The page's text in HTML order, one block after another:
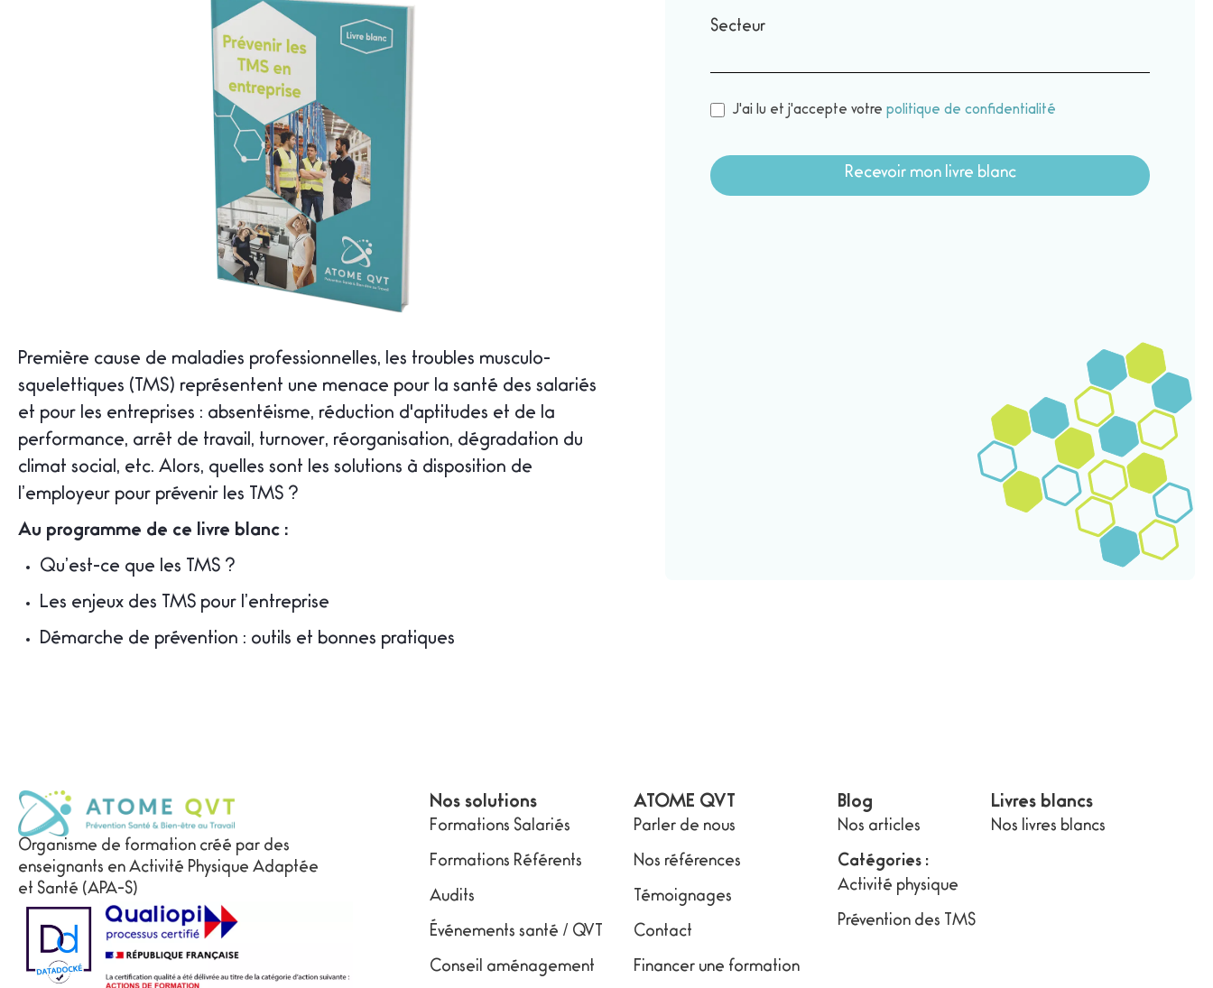
Secteur
J'ai lu et j'accepte votrepolitique de confidentialité
Recevoir mon livre blanc
Première cause de maladies professionnelles, les troubles musculo-
squelettiques (TMS) représentent une menace pour la santé des salariés
et pour les entreprises : absentéisme, réduction d'aptitudes et de la
performance, arrêt de travail, turnover, réorganisation, dégradation du
climat social, etc. Alors, quelles sont les solutions à disposition de
l’employeur pour prévenir les TMS ?
Au programme de ce livre blanc :
Qu’est-ce que les TMS ?
Les enjeux des TMS pour l’entreprise
Démarche de prévention : outils et bonnes pratiques
Organisme de formation créé par des
enseignants en Activité Physique Adaptée
et Santé (APA-S)
Nos solutions
Formations Salariés
Formations Référents
Audits
Événements santé / QVT
Conseil aménagement
ATOME QVT
Parler de nous
Nos références
Témoignages
Contact
Financer une formation
Blog
Nos articles
Catégories :
Activité physique
Prévention des TMS
Livres blancs
Nos livres blancs